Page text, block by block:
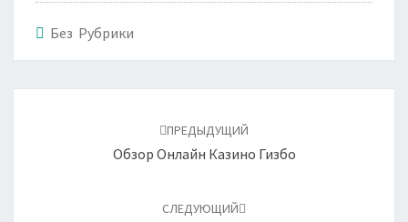
Без Рубрики
ПРЕДЫДУЩИЙ
Обзор Онлайн Казино Гизбо
СЛЕДУЮЩИЙ